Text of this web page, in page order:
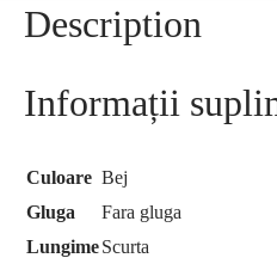
Description
Informații
Culoare Bej
Gluga
Fara gluga
LungimeScurta